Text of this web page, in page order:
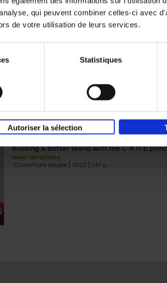
qui peuvent combiner celles-ci avec
de votre utilisation de leurs services.
Statistiques
Autoriser la sélection
Building Bonds = Building
Does Your Brand Care?
Building a Better World with the C A R E
Isabel Verstraete
Couverture souple
2021 147